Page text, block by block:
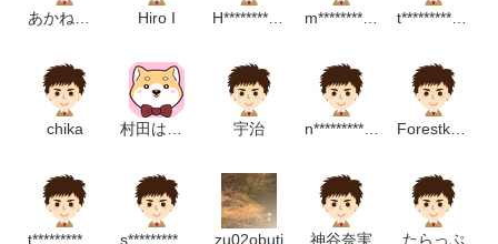
Hiro I H*******************m m*****************m t**********************m
chika 宇治 n***********************************p Forestkobo
t*********************m s*****************p zu02obuti 神谷奈実 たらっぷ